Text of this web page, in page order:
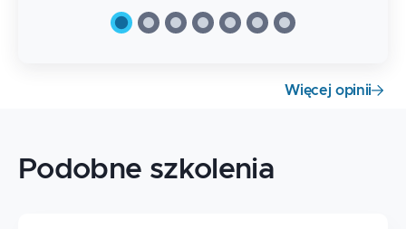
Więcej opinii
Podobne szkolenia